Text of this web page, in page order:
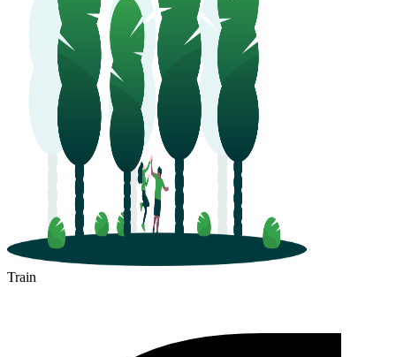
Train